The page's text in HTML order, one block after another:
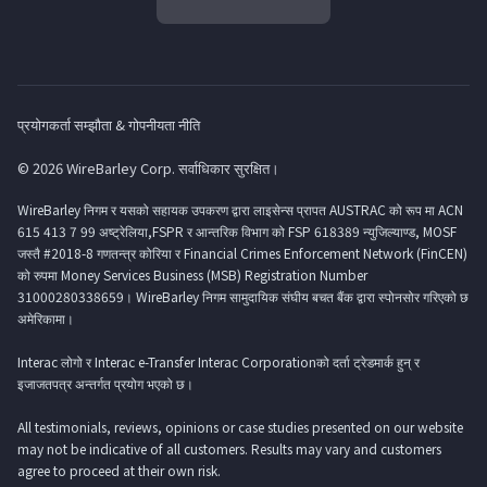
प्रयोगकर्ता सम्झौता & गोपनीयता नीति
© 2026 WireBarley Corp. सर्वाधिकार सुरक्षित।
WireBarley निगम र यसको सहायक उपकरण द्वारा लाइसेन्स प्रापत AUSTRAC को रूप मा ACN
615 413 7 99 अष्ट्रेलिया,FSPR र आन्तरिक विभाग को FSP 618389 न्युजिल्याण्ड, MOSF
जस्तै #2018-8 गणतन्त्र कोरिया र Financial Crimes Enforcement Network (FinCEN)
को रुपमा Money Services Business (MSB) Registration Number
31000280338659। WireBarley निगम सामुदायिक संघीय बचत बैंक द्वारा स्पोनसोर गरिएको छ
अमेरिकामा।
Interac लोगो र Interac e-Transfer Interac Corporationको दर्ता ट्रेडमार्क हुन् र
इजाजतपत्र अन्तर्गत प्रयोग भएको छ।
All testimonials, reviews, opinions or case studies presented on our website
may not be indicative of all customers. Results may vary and customers
agree to proceed at their own risk.